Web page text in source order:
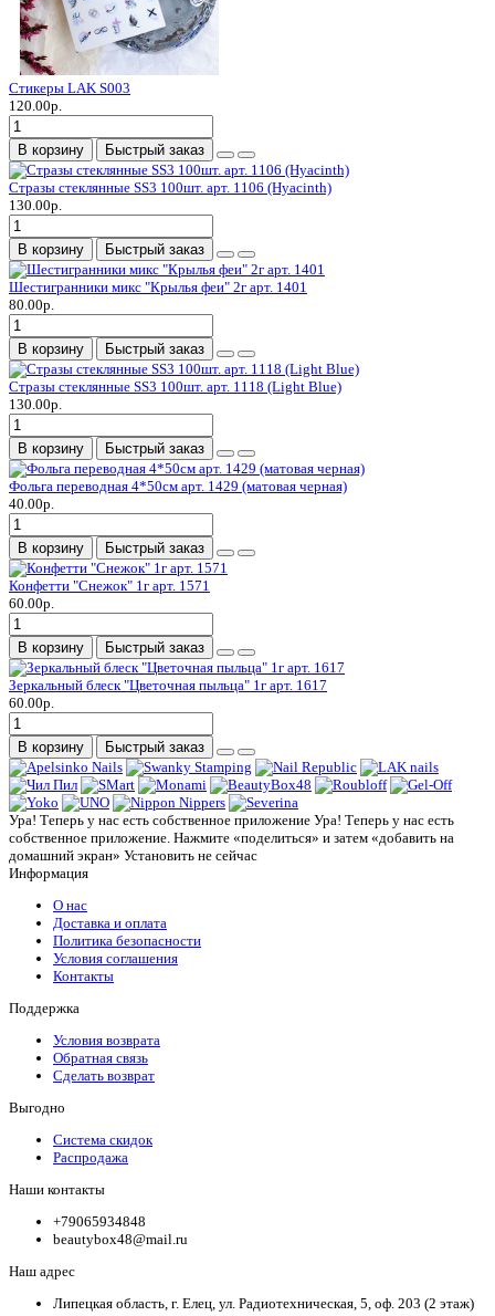
Стикеры LAK S003
120.00р.
В корзину Быстрый заказ
Стразы стеклянные SS3 100шт. арт. 1106 (Hyacinth)
130.00р.
В корзину Быстрый заказ
Шестигранники микс "Крылья феи" 2г арт. 1401
80.00р.
В корзину Быстрый заказ
Стразы стеклянные SS3 100шт. арт. 1118 (Light Blue)
130.00р.
В корзину Быстрый заказ
Фольга переводная 4*50см арт. 1429 (матовая черная)
40.00р.
В корзину Быстрый заказ
Конфетти "Снежок" 1г арт. 1571
60.00р.
В корзину Быстрый заказ
Зеркальный блеск "Цветочная пыльца" 1г арт. 1617
60.00р.
В корзину Быстрый заказ
Ура! Теперь у нас есть собственное приложение Ура! Теперь у нас есть
собственное приложение. Нажмите «поделиться» и затем «добавить на
домашний экран» Установить не сейчас
Информация
О нас
Доставка и оплата
Политика безопасности
Условия соглашения
Контакты
Поддержка
Условия возврата
Обратная связь
Сделать возврат
Выгодно
Система скидок
Распродажа
Наши контакты
+79065934848
beautybox48@mail.ru
Наш адрес
Липецкая область, г. Елец, ул. Радиотехническая, 5, оф. 203 (2 этаж)